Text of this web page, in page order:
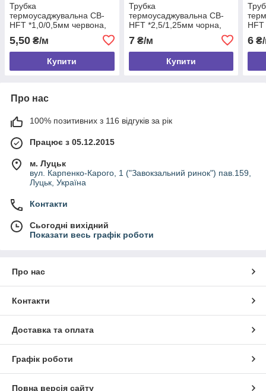
Трубка
термоусаджувальна CB-
HFT *1,0/0,5мм червона,
5,50 ₴/м
Купити
Трубка
термоусаджувальна CB-
HFT *2,5/1,25мм чорна,
7₴/м
Купити
6
Про нас
100% позитивних з 116 відгуків за рік
Працює з 05.12.2015
м. Луцьк
вул. Карпенко-Карого, 1 ("Завокзальний ринок") пав.159,
Луцьк, Україна
Контакти
Сьогодні вихідний
Показати весь графік роботи
Про нас
Контакти
Доставка та оплата
Графік роботи
Повна версія сайту